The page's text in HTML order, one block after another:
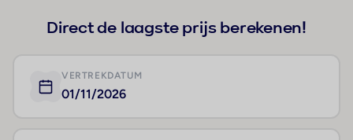
Direct de laagste prijs berekenen!
VERTREKDATUM
01/11/2026